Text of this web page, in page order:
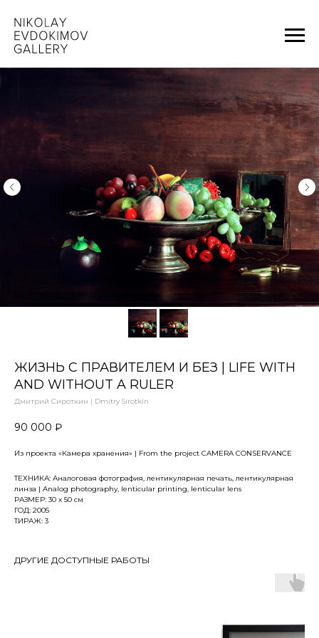
ЖИЗНЬ С ПРАВИТЕЛЕМ И БЕЗ | LIFE WITH
AND WITHOUT A RULER
Дмитрий Сироткин | Dmitry Sirotkin
90 000 ₽
Из проекта «Камера хранения» | From the project CAMERA CONSERVANCE
ТЕХНИКА: Аналоговая фотография, лентикулярная печать, лентикулярная
линза | Analog photography, lenticular printing, lenticular lens
РАЗМЕР: 30 x 50 см
ГОД: 2005
ТИРАЖ: 3
ДРУГИЕ ДОСТУПНЫЕ РАБОТЫ